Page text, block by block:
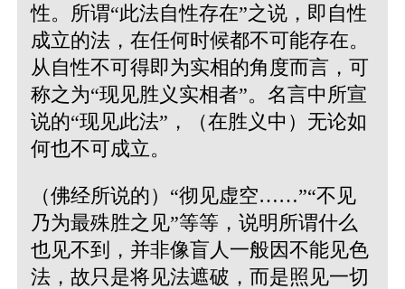
性。所谓“此法自性存在”之说，即自性
成立的法，在任何时候都不可能存在。
从自性不可得即为实相的角度而言，可
称之为“现见胜义实相者”。名言中所宣
说的“现见此法”，（在胜义中）无论如
何也不可成立。
（佛经所说的）“彻见虚空……”“不见
乃为最殊胜之见”等等，说明所谓什么
也见不到，并非像盲人一般因不能见色
法，故只是将见法遮破，而是照见一切